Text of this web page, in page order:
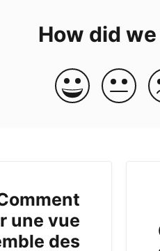
How did
une vue
des